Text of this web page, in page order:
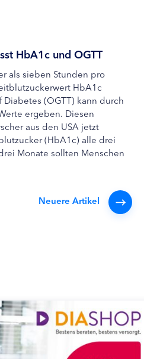
HbA1c und OGTT
als sieben Stunden pro
HbA1c
(OGTT) kann durch
ergeben. Diesen
aus den USA jetzt
(HbA1c) alle drei
Monate sollten Menschen
Neuere Artikel